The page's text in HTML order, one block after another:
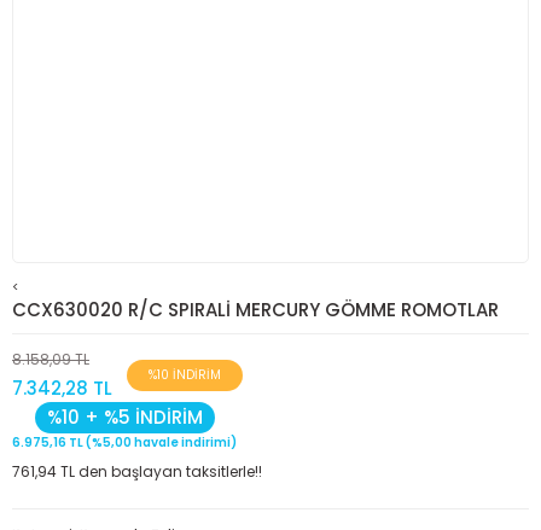
<
CCX630020 R/C SPIRALİ MERCURY GÖMME ROMOTLAR
8.158,09 TL
7.342,28 TL
%10 İNDİRİM
%10 + %5 İNDİRİM
6.975,16 TL (%5,00 havale indirimi)
761,94 TL den başlayan taksitlerle!!